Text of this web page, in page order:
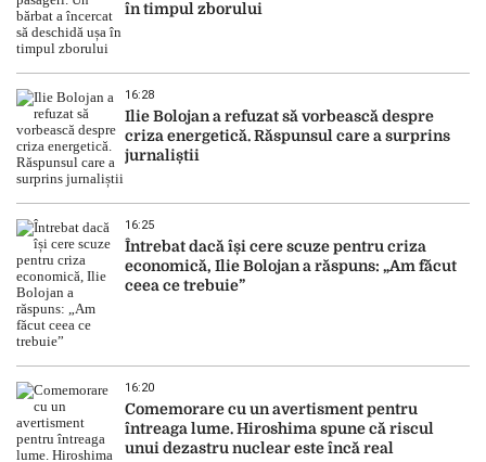
în timpul zborului
16:28
Ilie Bolojan a refuzat să vorbească despre
criza energetică. Răspunsul care a surprins
jurnaliștii
16:25
Întrebat dacă își cere scuze pentru criza
economică, Ilie Bolojan a răspuns: „Am făcut
ceea ce trebuie”
16:20
Comemorare cu un avertisment pentru
întreaga lume. Hiroshima spune că riscul
unui dezastru nuclear este încă real